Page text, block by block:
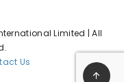
Limited | All
Us